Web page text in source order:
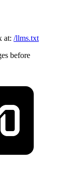
at: /llms.txt
before